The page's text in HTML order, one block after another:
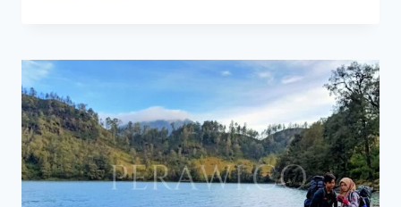
DITUTUP
FEBRUARI
2025